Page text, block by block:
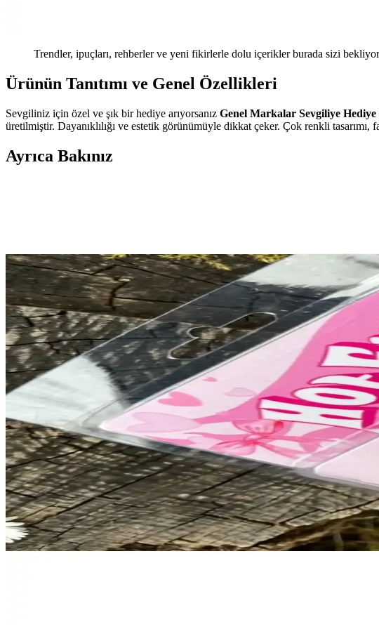
Trendler, ipuçları, rehberler ve yeni fikirlerle dolu içerikler burada sizi
Ürünün Tanıtımı ve Genel Özellikleri
Sevgiliniz için özel ve şık bir hediye arıyorsanız Genel Markalar Sevgiliye
üretilmiştir. Dayanıklılığı ve estetik görünümüyle dikkat çeker. Çok renkli tasarımı,
Ayrıca Bakınız
Bebek Duşu Hediyesi İçin Örgü Tulumlar: Tasarım, Malzeme
Örgü bebek tulumları, dayanıklı malzemeler ve özgün tasarımlarla bebek duşu
Mochi Cat Örgü Oyuncak Modeli: Yenidoğanlar İçin
Mochi Cat, yenidoğanlar için tasarlanmış parçalı örme yöntemiyle kolayca
Sanatsal Kumaş Seçimi ve Sardalya Yastığı Tasarımı: Yaratıcı
Sanatçı dost için tasarlanan sardalya yastığı, farklı kumaşların uyumsuzluğunu
Makrome Çanta Tasarımında Renk Uyumu ve Düğüm
Makrome çanta yapımında renk uyumu ve sıkı düğüm teknikleri, estetik ve
Giftsturkiye Mıknatıslı Kitap Ayracı Seti Renkli ve Dayanıklı
Sevimli ve dayanıklı Giftsturkiye mıknatıslı kitap ayraçları, farklı renk ve
Serve Set: Zarif ve Pratik Ofis ve Kişisel Kullanım İçin Şık
Mor renkli şık tasarımıyla dikkat çeken bu set, defter, kalem ve silgi içerir. Ofis